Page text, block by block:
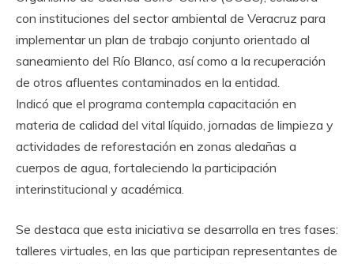
con instituciones del sector ambiental de Veracruz para
implementar un plan de trabajo conjunto orientado al
saneamiento del Río Blanco, así como a la recuperación
de otros afluentes contaminados en la entidad.
Indicó que el programa contempla capacitación en
materia de calidad del vital líquido, jornadas de limpieza y
actividades de reforestación en zonas aledañas a
cuerpos de agua, fortaleciendo la participación
interinstitucional y académica.
Se destaca que esta iniciativa se desarrolla en tres fases:
talleres virtuales, en las que participan representantes de